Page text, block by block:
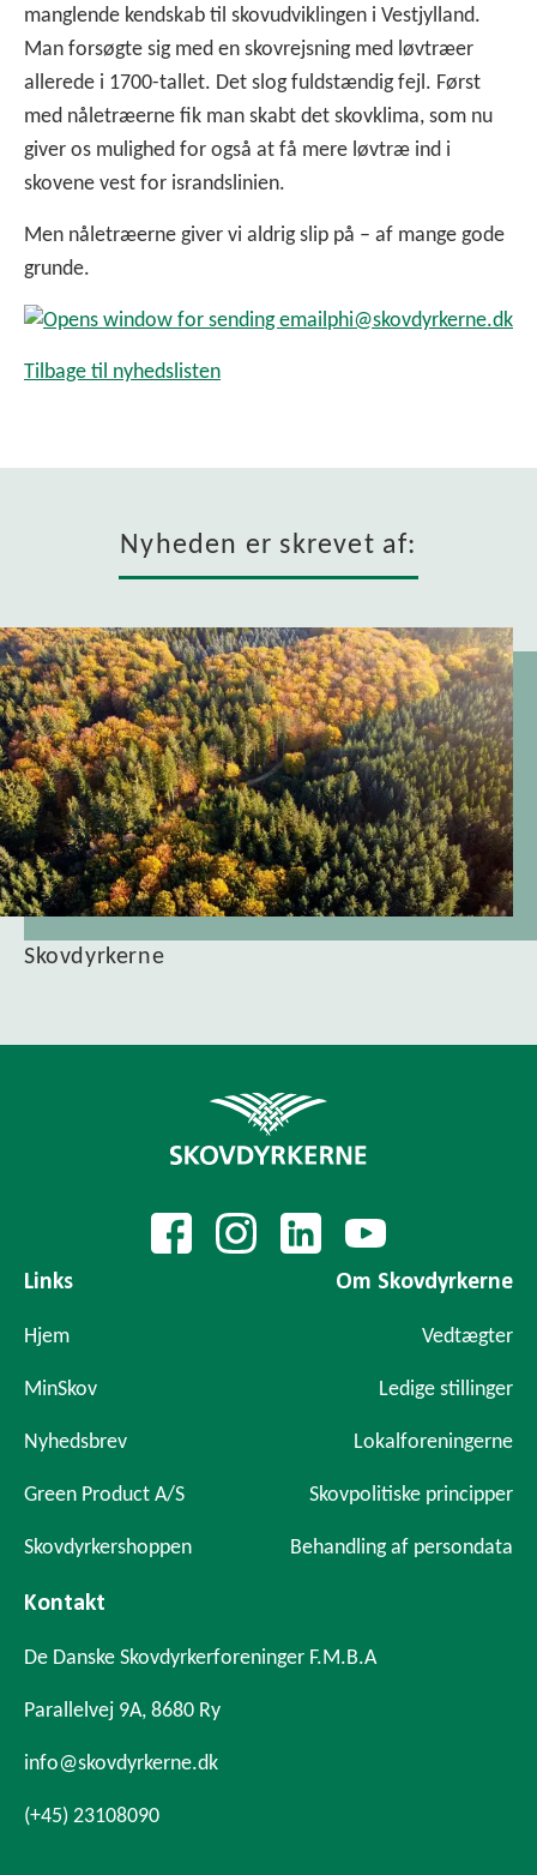
manglende kendskab til skovudviklingen i Vestjylland.
Man forsøgte sig med en skovrejsning med løvtræer
allerede i 1700-tallet. Det slog fuldstændig fejl. Først
med nåletræerne fik man skabt det skovklima, som nu
giver os mulighed for også at få mere løvtræ ind i
skovene vest for israndslinien.
Men nåletræerne giver vi aldrig slip på – af mange gode
grunde.
phi@skovdyrkerne.dk
Tilbage til nyhedslisten
Nyheden er skrevet af:
Skovdyrkerne
Links
Hjem
MinSkov
Nyhedsbrev
Green Product A/S
Skovdyrkershoppen
Om Skovdyrkerne
Vedtægter
Ledige stillinger
Lokalforeningerne
Skovpolitiske principper
Behandling af persondata
Kontakt
De Danske Skovdyrkerforeninger F.M.B.A
Parallelvej 9A, 8680 Ry
info@skovdyrkerne.dk
(+45) 23108090